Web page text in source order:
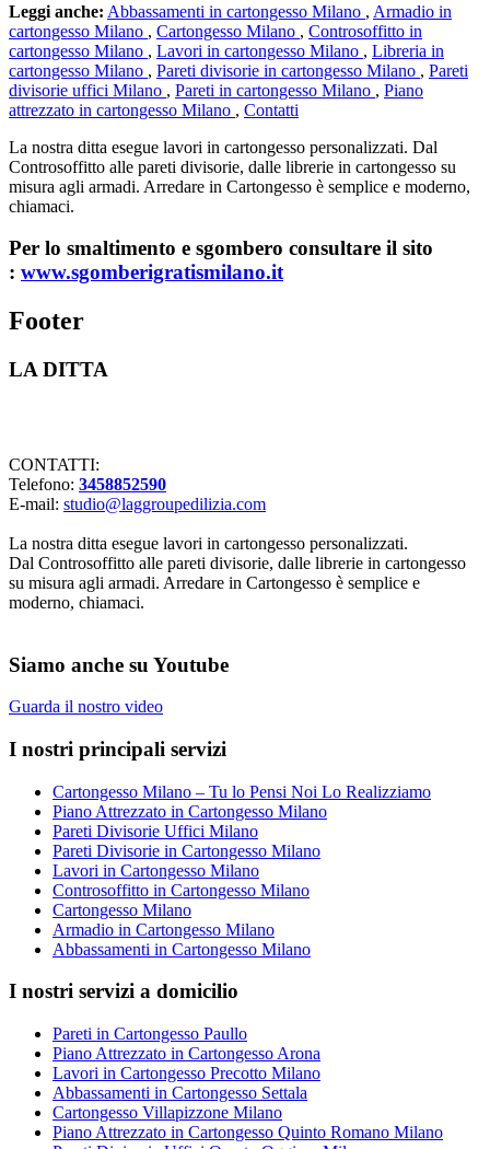
Leggi anche: Abbassamenti in cartongesso Milano , Armadio in
cartongesso Milano , Cartongesso Milano , Controsoffitto in
cartongesso Milano , Lavori in cartongesso Milano , Libreria in
cartongesso Milano , Pareti divisorie in cartongesso Milano , Pareti
divisorie uffici Milano , Pareti in cartongesso Milano , Piano
attrezzato in cartongesso Milano , Contatti
La nostra ditta esegue lavori in cartongesso personalizzati. Dal
Controsoffitto alle pareti divisorie, dalle librerie in cartongesso su
misura agli armadi. Arredare in Cartongesso è semplice e moderno,
chiamaci.
Per lo smaltimento e sgombero consultare il sito
: www.sgomberigratismilano.it
Footer
LA DITTA
CONTATTI:
Telefono: 3458852590
E-mail: studio@laggroupedilizia.com
La nostra ditta esegue lavori in cartongesso personalizzati.
Dal Controsoffitto alle pareti divisorie, dalle librerie in cartongesso
su misura agli armadi. Arredare in Cartongesso è semplice e
moderno, chiamaci.
Siamo anche su Youtube
Guarda il nostro video
I nostri principali servizi
Cartongesso Milano – Tu lo Pensi Noi Lo Realizziamo
Piano Attrezzato in Cartongesso Milano
Pareti Divisorie Uffici Milano
Pareti Divisorie in Cartongesso Milano
Lavori in Cartongesso Milano
Controsoffitto in Cartongesso Milano
Cartongesso Milano
Armadio in Cartongesso Milano
Abbassamenti in Cartongesso Milano
I nostri servizi a domicilio
Pareti in Cartongesso Paullo
Piano Attrezzato in Cartongesso Arona
Lavori in Cartongesso Precotto Milano
Abbassamenti in Cartongesso Settala
Cartongesso Villapizzone Milano
Piano Attrezzato in Cartongesso Quinto Romano Milano